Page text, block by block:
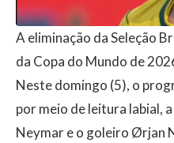
A eliminação da Seleção
da Copa do Mundo de
Neste domingo (5), o
por meio de leitura labial,
Neymar e o goleiro Ørjan